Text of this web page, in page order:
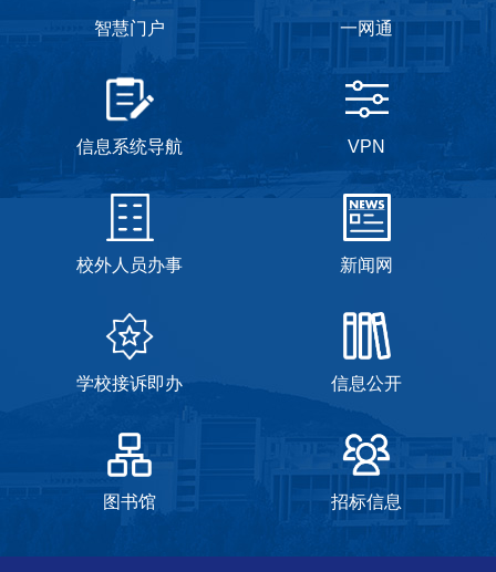
智慧门户 一网通
信息系统导航 VPN
校外人员办事 新闻网
学校接诉即办 信息公开
图书馆 招标信息